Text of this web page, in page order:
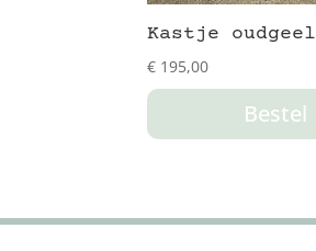
Kastje oudgeel
€ 195,00
Bestel